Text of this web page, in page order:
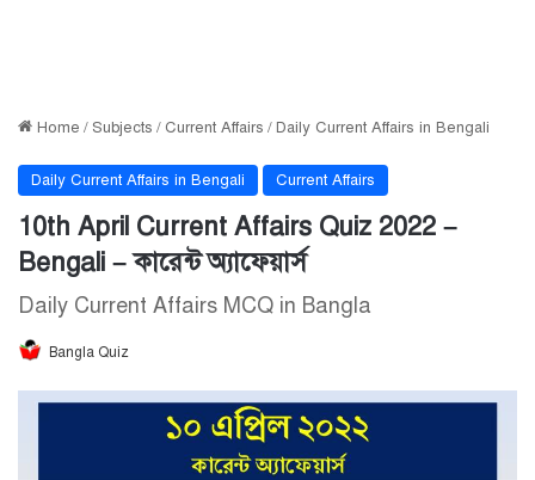
Home / Subjects / Current Affairs /Daily Current Affairs in Bengali
Daily Current Affairs in Bengali Current Affairs
10th April Current Affairs Quiz 2022 –
Bengali – কারেন্ট অ্যাফেয়ার্স
Daily Current Affairs MCQ in Bangla
Bangla Quiz